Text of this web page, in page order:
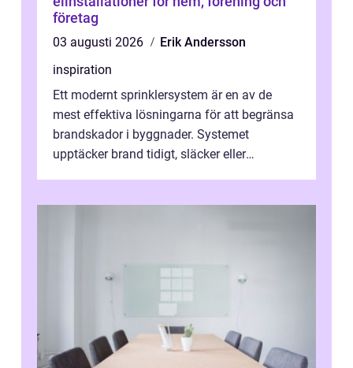
företag
03 augusti 2026
Erik Andersson
inspiration
Ett modernt sprinklersystem är en av de
mest effektiva lösningarna för att begränsa
brandskador i byggnader. Systemet
upptäcker brand tidigt, släcker eller